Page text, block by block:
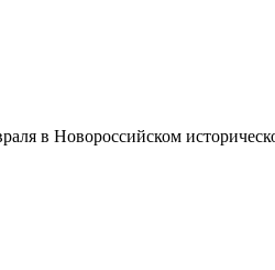
в Новороссийском